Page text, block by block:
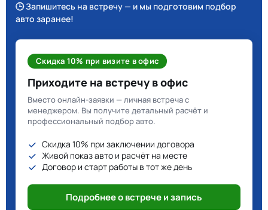
🕒 Запишитесь на встречу — и мы подготовим подбор
авто заранее!
Скидка 10% при визите в офис
Приходите на встречу в офис
Вместо онлайн-заявки — личная встреча с
менеджером. Вы получите детальный расчёт и
профессиональный подбор авто.
Скидка 10% при заключении договора
Живой показ авто и расчёт на месте
Договор и старт работы в тот же день
Подробнее о встрече и запись